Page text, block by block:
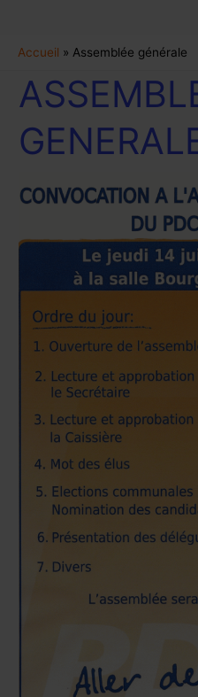
contenu
Accueil Assemblée générale
ASSEMBLEE
GENERALE
PDC
R
c
e
c
e